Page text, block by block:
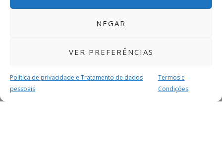
NEGAR
VER PREFERÊNCIAS
Política de privacidade e Tratamento de dados
pessoais
Termos e
Condições